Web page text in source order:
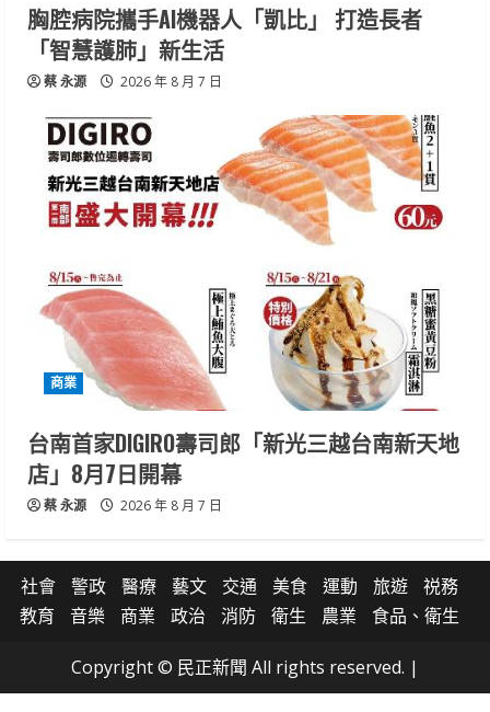
胸腔病院攜手AI機器人「凱比」 打造長者
「智慧護肺」新生活
蔡 永源 2026 年 8 月 7 日
商業
台南首家DIGIRO壽司郎「新光三越台南新天地
店」8月7日開幕
蔡 永源 2026 年 8 月 7 日
社會 警政 醫療 藝文 交通 美食 運動 旅遊
祱務
教育
音樂 商業 政治 消防 衛生 農業 食品、衛生
Copyright © 民正新聞 All rights reserved. |